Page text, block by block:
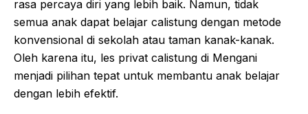
rasa percaya diri yang lebih baik. Namun, tidak
semua anak dapat belajar calistung dengan metode
konvensional di sekolah atau taman kanak-kanak.
Oleh karena itu, les privat calistung di Mengani
menjadi pilihan tepat untuk membantu anak belajar
dengan lebih efektif.